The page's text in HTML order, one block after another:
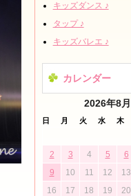
キッズダンス ♪
タップ ♪
キッズバレエ ♪
カレンダー
2026年8月
日 月 火 水 木
2
3 4 5 6
9
10 11 12 13
16
17 18 19 20